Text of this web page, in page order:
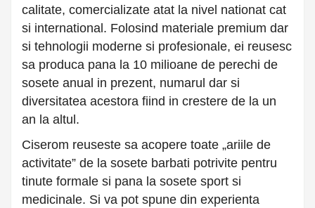
calitate, comercializate atat la nivel nationat cat
si international. Folosind materiale premium dar
si tehnologii moderne si profesionale, ei reusesc
sa produca pana la 10 milioane de perechi de
sosete anual in prezent, numarul dar si
diversitatea acestora fiind in crestere de la un
an la altul.
Ciserom reuseste sa acopere toate „ariile de
activitate” de la sosete barbati potrivite pentru
tinute formale si pana la sosete sport si
medicinale. Si va pot spune din experienta